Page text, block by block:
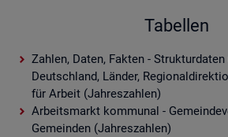
Tabellen
Zahlen, Daten, Fakten -
Deutschland, Länder,
für Arbeit (Jahreszahlen)
Arbeitsmarkt kommunal -
Gemeinden (Jahreszahlen)